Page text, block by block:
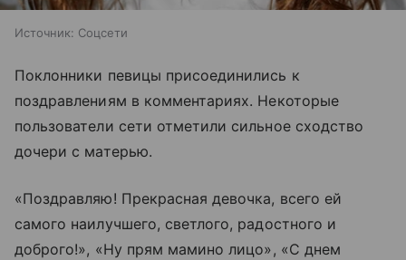
Источник: Соцсети
Поклонники певицы присоединились к
поздравлениям в комментариях. Некоторые
пользователи сети отметили сильное сходство
дочери с матерью.
«Поздравляю! Прекрасная девочка, всего ей
самого наилучшего, светлого, радостного и
доброго!», «Ну прям мамино лицо», «С днем